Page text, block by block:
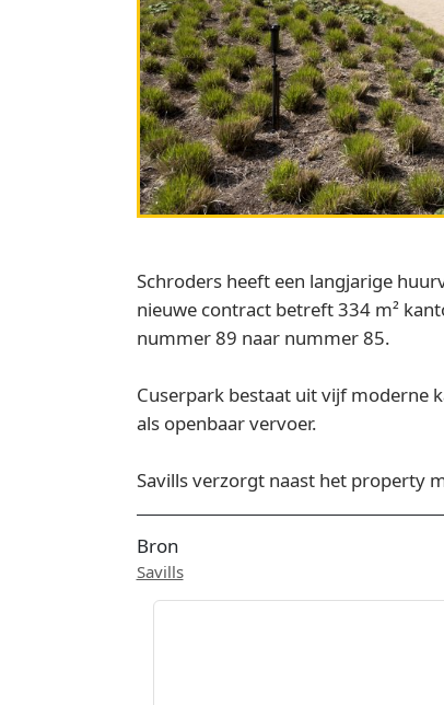
Schroders heeft een langjarige
nieuwe contract betreft 334 m²
nummer 89 naar nummer 85.
Cuserpark bestaat uit vijf moderne
als openbaar vervoer.
Savills verzorgt naast het property
Bron
Savills